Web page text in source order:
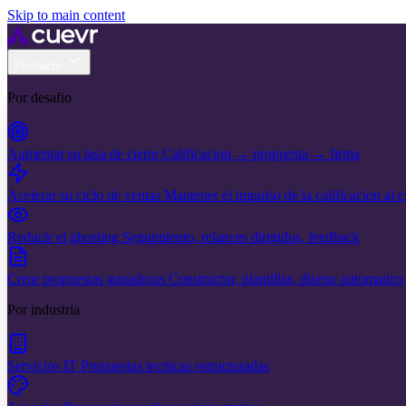
Skip to main content
Por desafio
Aumentar su tasa de cierre Calificacion → propuesta → firma
Acelerar su ciclo de ventas Mantener el impulso de la calificacion al
Reducir el ghosting Seguimiento, relances dirigidos, feedback
Crear propuestas ganadoras Constructor, plantillas, diseno automatico
Por industria
Servicios IT Propuestas tecnicas estructuradas